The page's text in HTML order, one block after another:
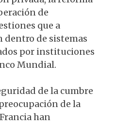
de
que a
dentro de sistemas
por instituciones
Mundial.
de la cumbre
de la
han